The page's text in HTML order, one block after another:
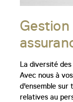
La diversité
Avec nous à
d'ensemble sur
relatives au